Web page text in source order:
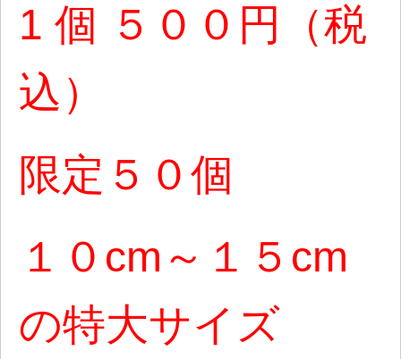
1 個 ５００円（税
込）
限定５０個
１０cm～１５cm
の特大サイズ